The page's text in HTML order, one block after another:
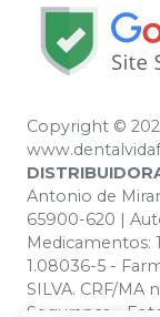
Copyright ©
Antonio de
65900-620 |
Medicamentos:
1.08036-5 -
SILVA. CRF/MA
Segurança -